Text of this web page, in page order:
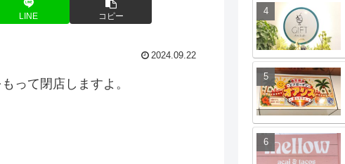
LINE コピー
2024.09.22
って閉店しますよ。